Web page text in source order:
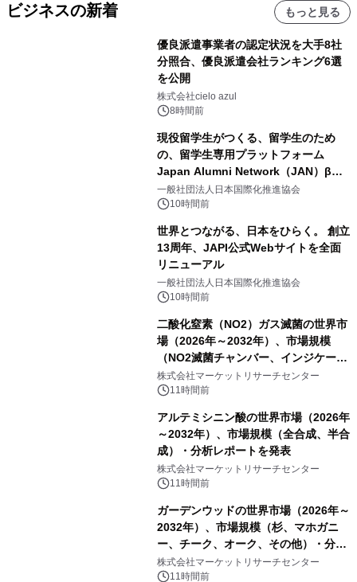
ビジネスの新着 もっと見る
優良派遣事業者の認定状況を大手8社
分照合、優良派遣会社ランキング6選
を公開
株式会社cielo azul
8時間前
現役留学生がつくる、留学生のため
の、留学生専用プラットフォーム
Japan Alumni Network（JAN）β版
をリリース
一般社団法人日本国際化推進協会
10時間前
世界とつながる、日本をひらく。 創立
13周年、JAPI公式Webサイトを全面
リニューアル
一般社団法人日本国際化推進協会
10時間前
二酸化窒素（NO2）ガス滅菌の世界市
場（2026年～2032年）、市場規模
（NO2滅菌チャンバー、インジケータ
ーおよびモニタリングシステム、その
他）・分析レポートを発表
株式会社マーケットリサーチセンター
11時間前
アルテミシニン酸の世界市場（2026年
～2032年）、市場規模（全合成、半合
成）・分析レポートを発表
株式会社マーケットリサーチセンター
11時間前
ガーデンウッドの世界市場（2026年～
2032年）、市場規模（杉、マホガニ
ー、チーク、オーク、その他）・分析
レポートを発表
株式会社マーケットリサーチセンター
11時間前